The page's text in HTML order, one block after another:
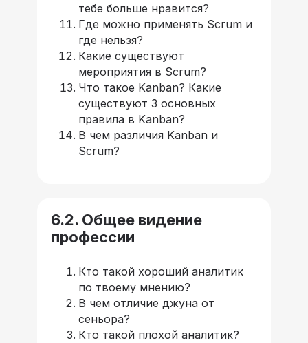
тебе больше нравится?
Где можно применять Scrum и
где нельзя?
Какие существуют
мероприятия в Scrum?
Что такое Kanban? Какие
существуют 3 основных
правила в Kanban?
В чем различия Kanban и
Scrum?
6.2. Общее видение
профессии
Кто такой хороший аналитик
по твоему мнению?
В чем отличие джуна от
сеньора?
Кто такой плохой аналитик?